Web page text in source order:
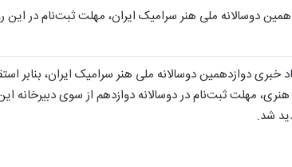
خبری دوازدهمین دوسالانه ملی هنر سرامیک ایران، بنابر